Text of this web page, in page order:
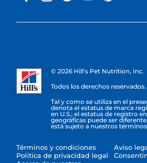
© 2026 Hill's Pet Nutrition, Inc.
Todos los derechos reservados.
Tal y como se utiliza en el
denota el estatus de marca
en U.S.; el estatus de registro
geográficas puede ser
está sujeto a nuestros
Términos y condiciones
Política de privacidad legal
Aviso